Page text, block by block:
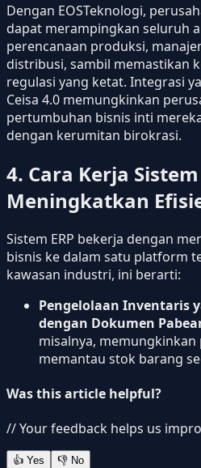
Dengan EOSTeknologi,
dapat merampingkan seluruh
perencanaan produksi,
distribusi, sambil memastikan
regulasi yang ketat. Integrasi
Ceisa 4.0 memungkinkan
pertumbuhan bisnis inti
dengan kerumitan birokrasi.
4. Cara Kerja
Meningkatkan
Sistem ERP bekerja dengan
bisnis ke dalam satu platform
kawasan industri, ini berarti:
Pengelolaan Inventaris
dengan Dokumen
misalnya,
memantau stok barang
Was this article helpful?
// Your feedback helps us
👍 Yes 👎 No